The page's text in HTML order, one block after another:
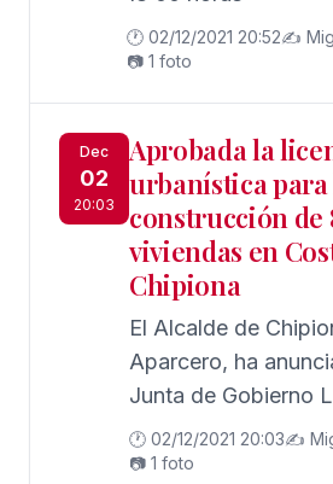
🕐 02/12/2021 20:52✍️
📷 1 foto
Dec
02
20:03
Aprobada la
urbanística
construcción de
viviendas en
Chipiona
El Alcalde de
Aparcero, ha
Junta de Gobierno
aprobado hoy la
urbanística para la
🕐 02/12/2021 20:03✍️
📷 1 foto